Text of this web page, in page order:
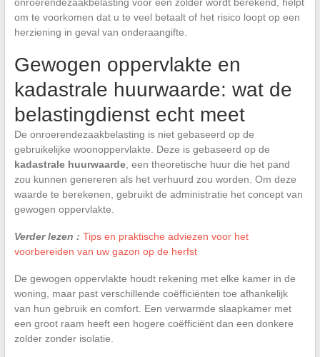
om te voorkomen dat u te veel betaalt of het risico loopt op een
herziening in geval van onderaangifte.
Gewogen oppervlakte en
kadastrale huurwaarde: wat de
belastingdienst echt meet
De onroerendezaakbelasting is niet gebaseerd op de
gebruikelijke woonoppervlakte. Deze is gebaseerd op de
kadastrale huurwaarde, een theoretische huur die het pand
zou kunnen genereren als het verhuurd zou worden. Om deze
waarde te berekenen, gebruikt de administratie het concept van
gewogen oppervlakte.
Verder lezen : Tips en praktische adviezen voor het
voorbereiden van uw gazon op de herfst
De gewogen oppervlakte houdt rekening met elke kamer in de
woning, maar past verschillende coëfficiënten toe afhankelijk
van hun gebruik en comfort. Een verwarmde slaapkamer met
een groot raam heeft een hogere coëfficiënt dan een donkere
zolder zonder isolatie.